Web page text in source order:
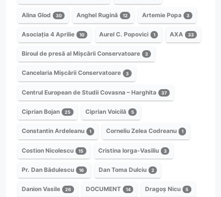
Alina Glod 30 Anghel Rugină 12 Artemie Popa 3
Asociația 4 Aprilie 10 Aurel C. Popovici 1 AXA 33
Biroul de presă al Mișcării Conservatoare 3
Cancelaria Mișcării Conservatoare 3
Centrul European de Studii Covasna – Harghita 37
Ciprian Bojan 25 Ciprian Voicilă 5
Constantin Ardeleanu 1 Corneliu Zelea Codreanu 1
Costion Nicolescu 15 Cristina Iorga-Vasiliu 3
Pr. Dan Bădulescu 16 Dan Toma Dulciu 2
Danion Vasile 26 DOCUMENT 14 Dragoș Nicu 5